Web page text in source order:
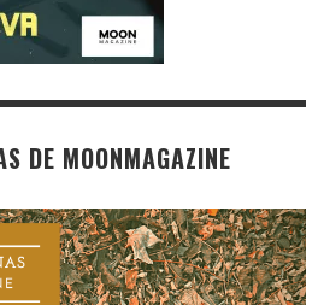
DE MOONMAGAZINE